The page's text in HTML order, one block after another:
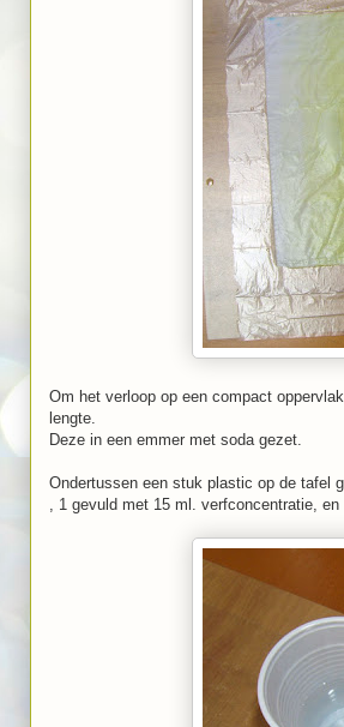
Om het verloop op een compact
lengte.
Deze in een emmer met soda gezet.
Ondertussen een stuk plastic op de tafel
, 1 gevuld met 15 ml. verfconcentratie,